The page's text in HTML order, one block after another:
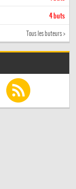
4 buts
Tous les buteurs >